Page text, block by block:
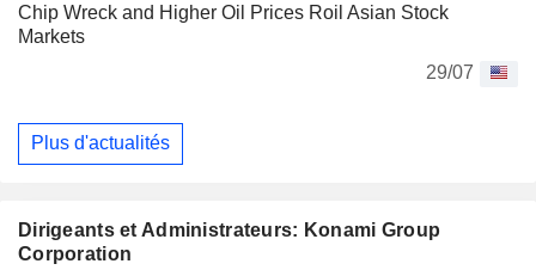
Chip Wreck and Higher Oil Prices Roil Asian Stock
Markets
29/07
Plus d'actualités
Dirigeants et Administrateurs: Konami Group
Corporation